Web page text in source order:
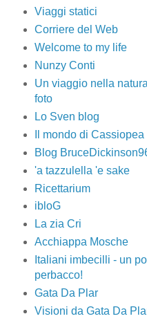
Viaggi statici
Corriere del Web
Welcome to my life
Nunzy Conti
Un viaggio nella
foto
Lo Sven blog
Il mondo di Cassiopea
Blog
'a tazzulella 'e sake
Ricettarium
ibloG
La zia Cri
Acchiappa Mosche
Italiani imbecilli - un
perbacco!
Gata Da Plar
Visioni da Gata Da